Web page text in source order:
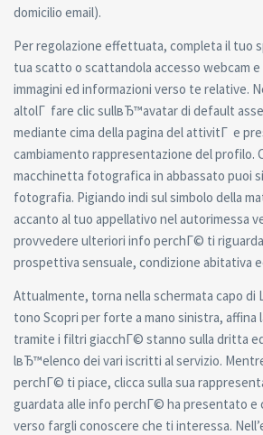
domicilio email).
Per regolazione effettuata, completa il tuo
tua scatto o scattandola accesso webcam
immagini ed informazioni verso te relative.
altolГ fare clic sullвЂ™avatar di default
mediante cima della pagina del attivitГ e
cambiamento rappresentazione del profilo.
macchinetta fotografica in abbassato puoi
fotografia. Pigiando indi sul simbolo della
accanto al tuo appellativo nel autorimessa
provvedere ulteriori info perchГ© ti
prospettiva sensuale, condizione abitativa
Attualmente, torna nella schermata capo di
tono Scopri per forte a mano sinistra, affina
tramite i filtri giacchГ© stanno sulla dritta
lвЂ™elenco dei vari iscritti al servizio.
perchГ© ti piace, clicca sulla sua
guardata alle info perchГ© ha presentato e
verso fargli conoscere che ti interessa.